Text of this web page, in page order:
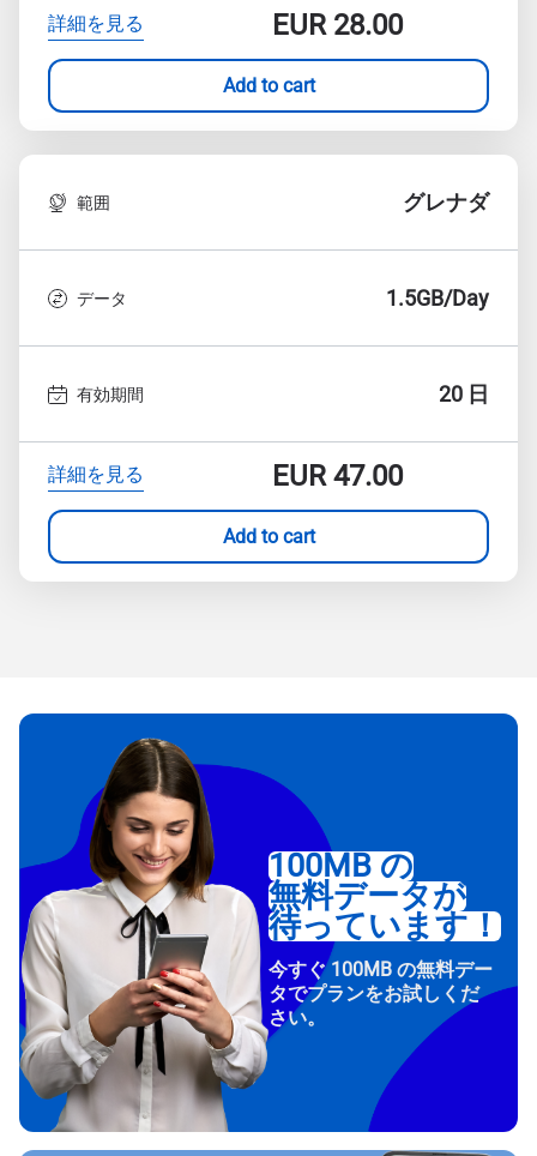
詳細を見る EUR28.00
Add to cart
範囲 グレナダ
データ 1.5GB/Day
有効期間 20 日
詳細を見る EUR47.00
Add to cart
100MB の
無料データが
待っています！
今すぐ 100MB の無料デー
タでプランをお試しくだ
さい。